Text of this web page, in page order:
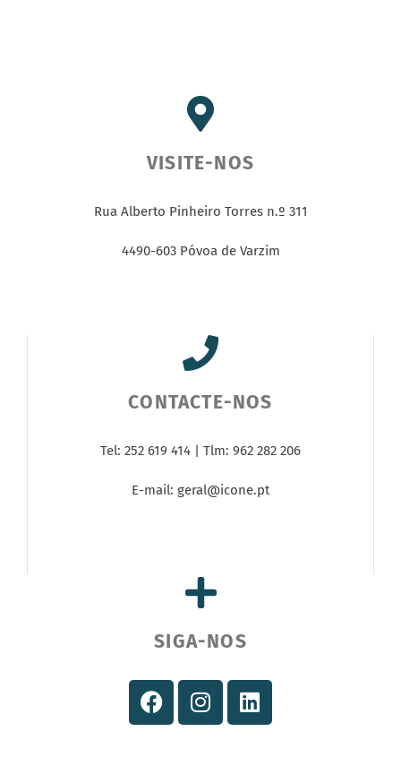
VISITE-NOS
Rua Alberto Pinheiro Torres n.º 311
4490-603 Póvoa de Varzim
CONTACTE-NOS
Tel: 252 619 414 | Tlm: 962 282 206
E-mail: geral@icone.pt
SIGA-NOS